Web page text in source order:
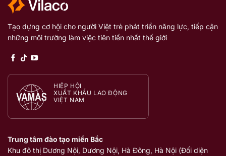
Tạo dựng cơ hội cho người Việt trẻ phát triển năng lực, tiếp cận
những môi trường làm việc tiên tiến nhất thế giới
HIỆP HỘI
XUẤT KHẨU LAO ĐỘNG
VIỆT NAM
Trung tâm đào tạo miền Bắc
Khu đô thị Dương Nội, Dương Nội, Hà Đông, Hà Nội (Đối diện